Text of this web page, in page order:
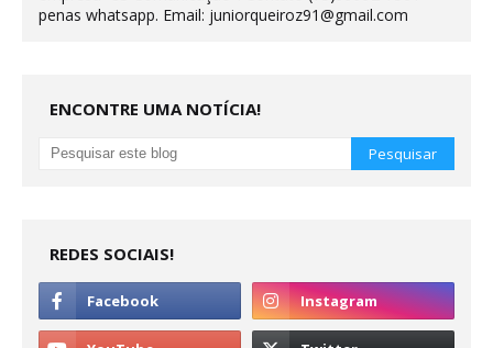
penas whatsapp. Email: juniorqueiroz91@gmail.com
ENCONTRE UMA NOTÍCIA!
REDES SOCIAIS!